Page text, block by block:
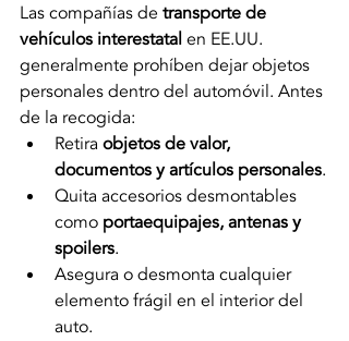
Las compañías de transporte de
vehículos interestatal en EE.UU.
generalmente prohíben dejar objetos
personales dentro del automóvil. Antes
de la recogida:
Retira objetos de valor,
documentos y artículos personales.
Quita accesorios desmontables
como portaequipajes, antenas y
spoilers.
Asegura o desmonta cualquier
elemento frágil en el interior del
auto.